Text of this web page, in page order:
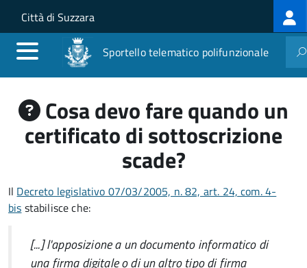
Salta al contenuto principale
Skip to site navigation
Città di Suzzara
Sportello telematico polifunzionale
Cosa devo fare quando un
certificato di sottoscrizione
scade?
Il Decreto legislativo 07/03/2005, n. 82, art. 24, com. 4-
bis stabilisce che:
[...] l'apposizione a un documento informatico di
una firma digitale o di un altro tipo di firma